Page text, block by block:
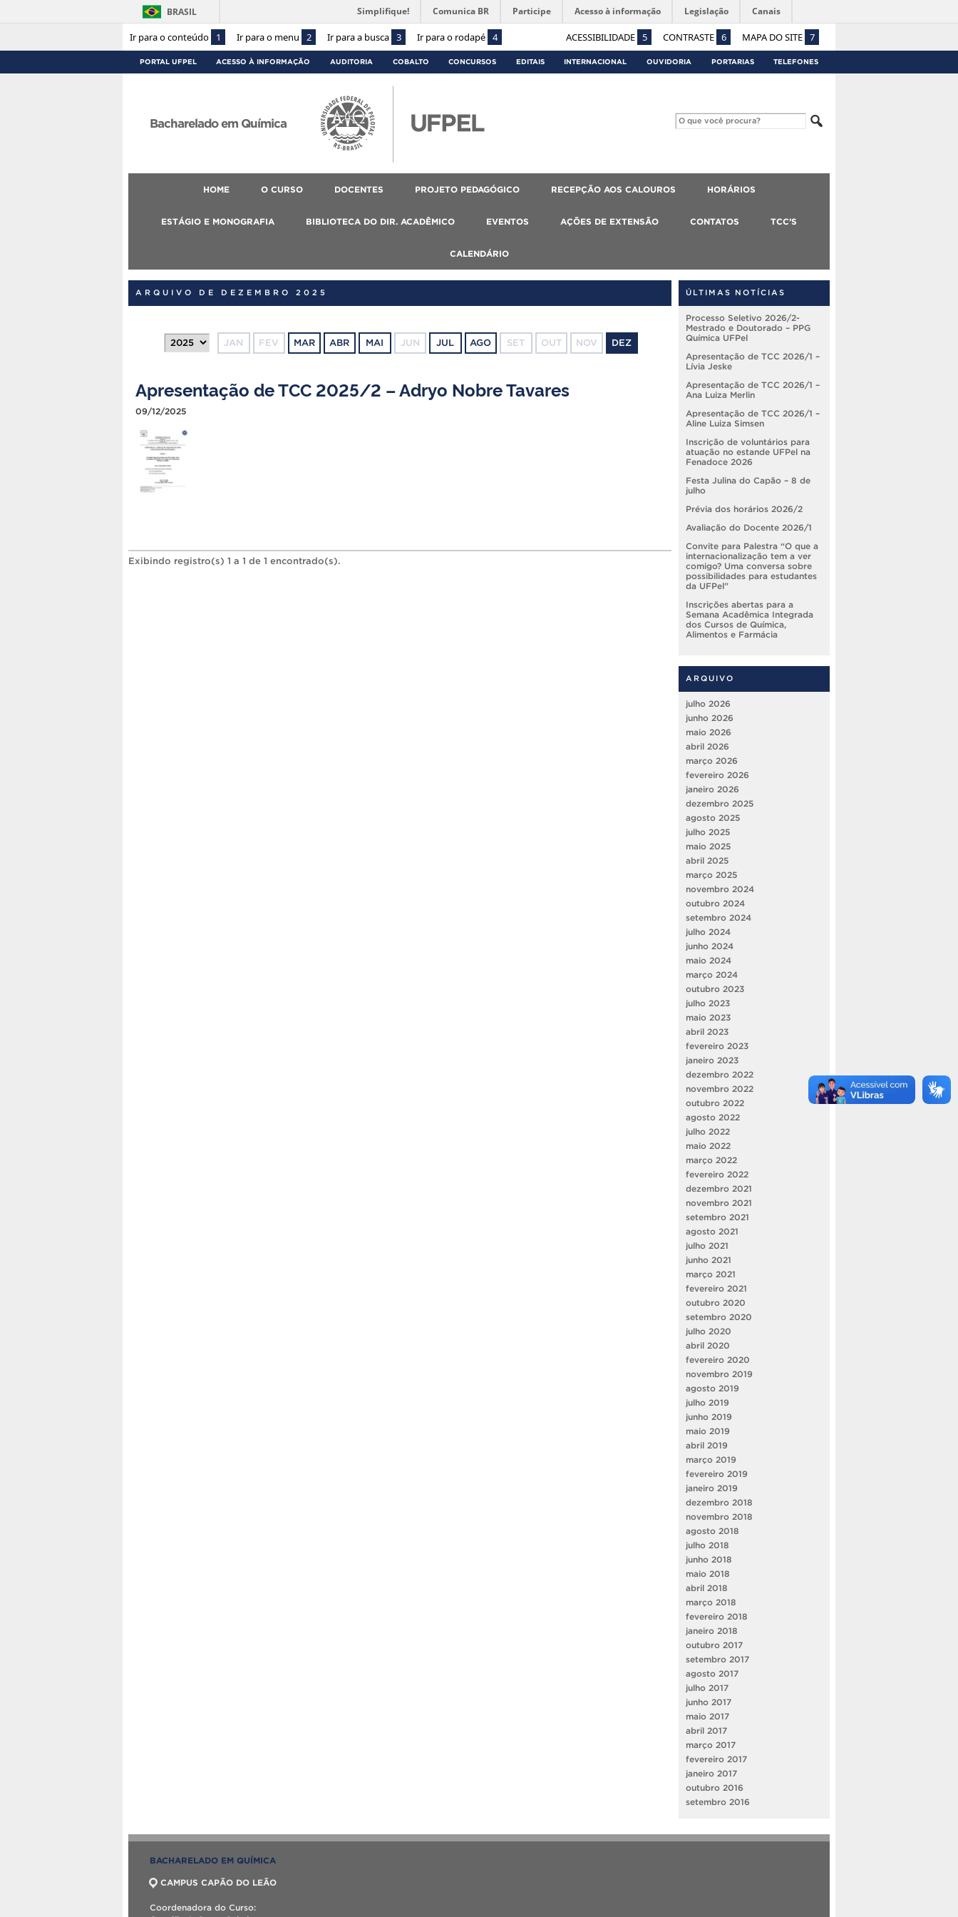
Ir para o conteúdo 1 Ir para o menu 2 Ir para a busca 3 Ir para o rodapé 4 ACESSIBILIDADE 5 CONTRASTE 6 MAPA DO SITE 7
BRASIL Simplifique! Comunica BR Participe Acesso à informação Legislação Canais
PORTAL UFPEL ACESSO À INFORMAÇÃO AUDITORIA COBALTO CONCURSOS EDITAIS INTERNACIONAL OUVIDORIA PORTARIAS TELEFONES
Bacharelado em Química
HOME O CURSO DOCENTES PROJETO PEDAGÓGICO RECEPÇÃO AOS CALOUROS HORÁRIOS
ESTÁGIO E MONOGRAFIA BIBLIOTECA DO DIR. ACADÊMICO EVENTOS AÇÕES DE EXTENSÃO CONTATOS TCC’S
CALENDÁRIO
ARQUIVO DE DEZEMBRO 2025
JAN FEV MAR ABR MAI JUN JUL AGO SET OUT NOV DEZ
Apresentação de TCC 2025/2 – Adryo Nobre Tavares
09/12/2025
Exibindo registro(s) 1 a 1 de 1 encontrado(s).
ÚLTIMAS NOTÍCIAS
Processo Seletivo 2026/2-
Mestrado e Doutorado – PPG
Química UFPel
Apresentação de TCC 2026/1 –
Lívia Jeske
Apresentação de TCC 2026/1 –
Ana Luiza Merlin
Apresentação de TCC 2026/1 –
Aline Luiza Simsen
Inscrição de voluntários para
atuação no estande UFPel na
Fenadoce 2026
Festa Julina do Capão – 8 de
julho
Prévia dos horários 2026/2
Avaliação do Docente 2026/1
Convite para Palestra “O que a
internacionalização tem a ver
comigo? Uma conversa sobre
possibilidades para estudantes
da UFPel”
Inscrições abertas para a
Semana Acadêmica Integrada
dos Cursos de Química,
Alimentos e Farmácia
ARQUIVO
julho 2026
junho 2026
maio 2026
abril 2026
março 2026
fevereiro 2026
janeiro 2026
dezembro 2025
agosto 2025
julho 2025
maio 2025
abril 2025
março 2025
novembro 2024
outubro 2024
setembro 2024
julho 2024
junho 2024
maio 2024
março 2024
outubro 2023
julho 2023
maio 2023
abril 2023
fevereiro 2023
janeiro 2023
dezembro 2022
novembro 2022
outubro 2022
agosto 2022
julho 2022
maio 2022
março 2022
fevereiro 2022
dezembro 2021
novembro 2021
setembro 2021
agosto 2021
julho 2021
junho 2021
março 2021
fevereiro 2021
outubro 2020
setembro 2020
julho 2020
abril 2020
fevereiro 2020
novembro 2019
agosto 2019
julho 2019
junho 2019
maio 2019
abril 2019
março 2019
fevereiro 2019
janeiro 2019
dezembro 2018
novembro 2018
agosto 2018
julho 2018
junho 2018
maio 2018
abril 2018
março 2018
fevereiro 2018
janeiro 2018
outubro 2017
setembro 2017
agosto 2017
julho 2017
junho 2017
maio 2017
abril 2017
março 2017
fevereiro 2017
janeiro 2017
outubro 2016
setembro 2016
BACHARELADO EM QUÍMICA
CAMPUS CAPÃO DO LEÃO
Coordenadora do Curso: